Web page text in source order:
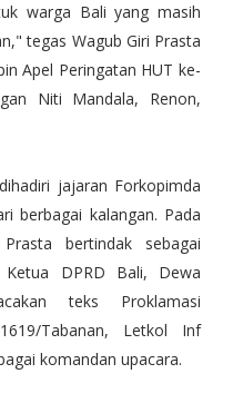
warga Bali yang masih
tegas Wagub Giri Prasta
Apel Peringatan HUT ke-
Niti Mandala, Renon,
jajaran Forkopimda
berbagai kalangan. Pada
bertindak sebagai
Ketua DPRD Bali, Dewa
teks Proklamasi
Tabanan, Letkol Inf
komandan upacara.